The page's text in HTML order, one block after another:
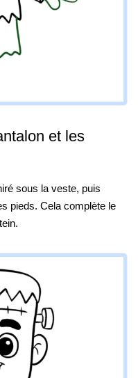
et les
sous la veste, puis
pieds. Cela complète le